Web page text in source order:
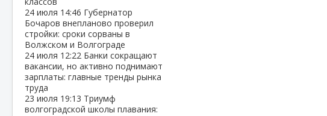
24 июля 14:46 Губернатор
Бочаров внепланово проверил
стройки: сроки сорваны в
Волжском и Волгограде
24 июля 12:22 Банки сокращают
вакансии, но активно поднимают
зарплаты: главные тренды рынка
труда
23 июля 19:13 Триумф
волгоградской школы плавания: